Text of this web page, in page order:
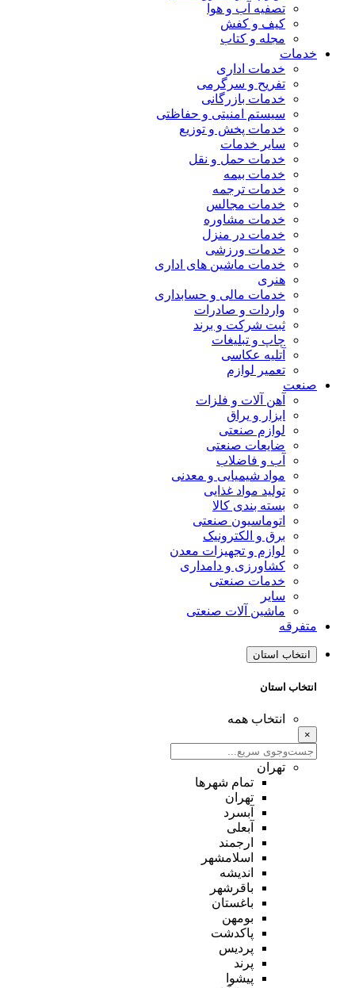
تصفیه آب و هوا
کیف و کفش
مجله و کتاب
خدمات
خدمات اداری
تفریح و سرگرمی
خدمات بازرگانی
سیستم امنیتی و حفاظتی
خدمات پخش و توزیع
سایر خدمات
خدمات حمل و نقل
خدمات بیمه
خدمات ترجمه
خدمات مجالس
خدمات مشاوره
خدمات در منزل
خدمات ورزشی
خدمات ماشین های اداری
هنری
خدمات مالی و حسابداری
واردات و صادرات
ثبت شرکت و برند
چاپ و تبلیغات
آتلیه عکاسی
تعمیر لوازم
صنعت
آهن آلات و فلزات
ابزار و یراق
لوازم صنعتی
ضایعات صنعتی
آب و فاضلاب
مواد شیمیایی و معدنی
تولید مواد غذایی
بسته بندی کالا
اتوماسیون صنعتی
برق و الکترونیک
لوازم و تجهیزات معدن
کشاورزی و دامداری
خدمات صنعتی
سایر
ماشین آلات صنعتی
متفرقه
انتخاب استان
انتخاب استان
انتخاب همه
×
تهران
تمام شهر‌ها
تهران
آبسرد
آبعلی
ارجمند
اسلامشهر
اندیشه
باقرشهر
باغستان
بومهن
پاکدشت
پردیس
پرند
پیشوا